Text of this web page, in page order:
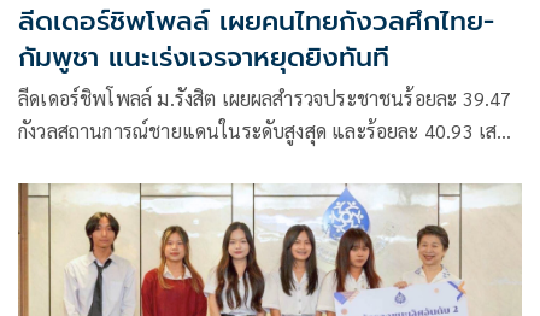
ลีดเดอร์ชิพโพลล์ เผยคนไทยกังวลศึกไทย-
กัมพูชา แนะเร่งเจรจาหยุดยิงทันที
ลีดเดอร์ชิพโพลล์ ม.รังสิต เผยผลสำรวจประชาชนร้อยละ 39.47
กังวลสถานการณ์ชายแดนในระดับสูงสุด และร้อยละ 40.93 เสนอ